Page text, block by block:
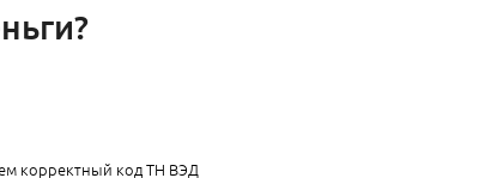
корректный код ТН ВЭД